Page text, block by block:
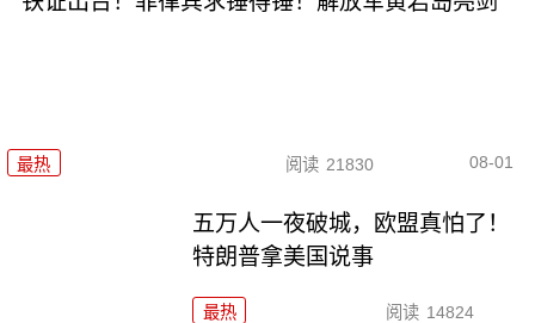
最热 阅读 21830 08-01
五万人一夜破城，欧盟真怕了！
特朗普拿美国说事
最热 阅读 14824